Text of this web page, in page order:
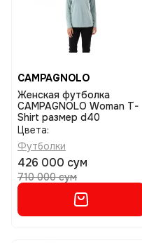
CAMPAGNOLO
Женская футболка
CAMPAGNOLO Woman T-
Shirt размер d40
Цвета:
Футболки
426 000 сум
710 000 сум